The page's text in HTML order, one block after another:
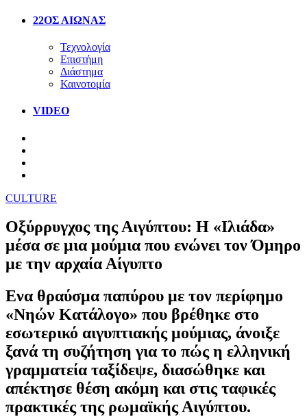
22ΟΣ ΑΙΩΝΑΣ
Τεχνολογία
Επιστήμη
Διάστημα
Καινοτομία
VIDEO
CULTURE
Οξύρρυγχος της Αιγύπτου: Η «Ιλιάδα»
μέσα σε μια μούμια που ενώνει τον Όμηρο
με την αρχαία Αίγυπτο
Ενα θραύσμα παπύρου με τον περίφημο
«Νηών Κατάλογο» που βρέθηκε στο
εσωτερικό αιγυπτιακής μούμιας, άνοιξε
ξανά τη συζήτηση για το πώς η ελληνική
γραμματεία ταξίδεψε, διασώθηκε και
απέκτησε θέση ακόμη και στις ταφικές
πρακτικές της ρωμαϊκής Αιγύπτου.